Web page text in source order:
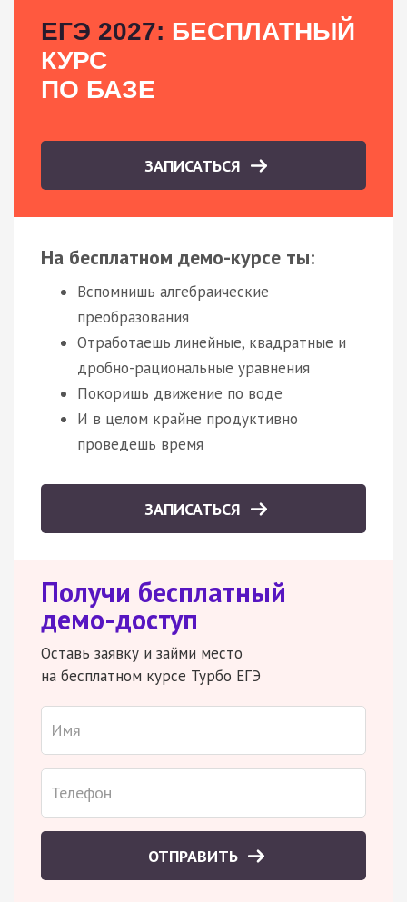
ЕГЭ 2027: БЕСПЛАТНЫЙ
КУРС
ПО БАЗЕ
ЗАПИСАТЬСЯ
На бесплатном демо-курсе ты:
Вспомнишь алгебраические
преобразования
Отработаешь линейные, квадратные и
дробно-рациональные уравнения
Покоришь движение по воде
И в целом крайне продуктивно
проведешь время
ЗАПИСАТЬСЯ
Получи бесплатный
демо-доступ
Оставь заявку и займи место
на бесплатном курсе Турбо ЕГЭ
ОТПРАВИТЬ